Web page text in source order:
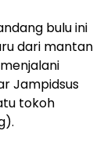
bulu ini
dari mantan
Jampidsus
tokoh